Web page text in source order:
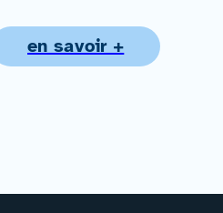
en savoir +